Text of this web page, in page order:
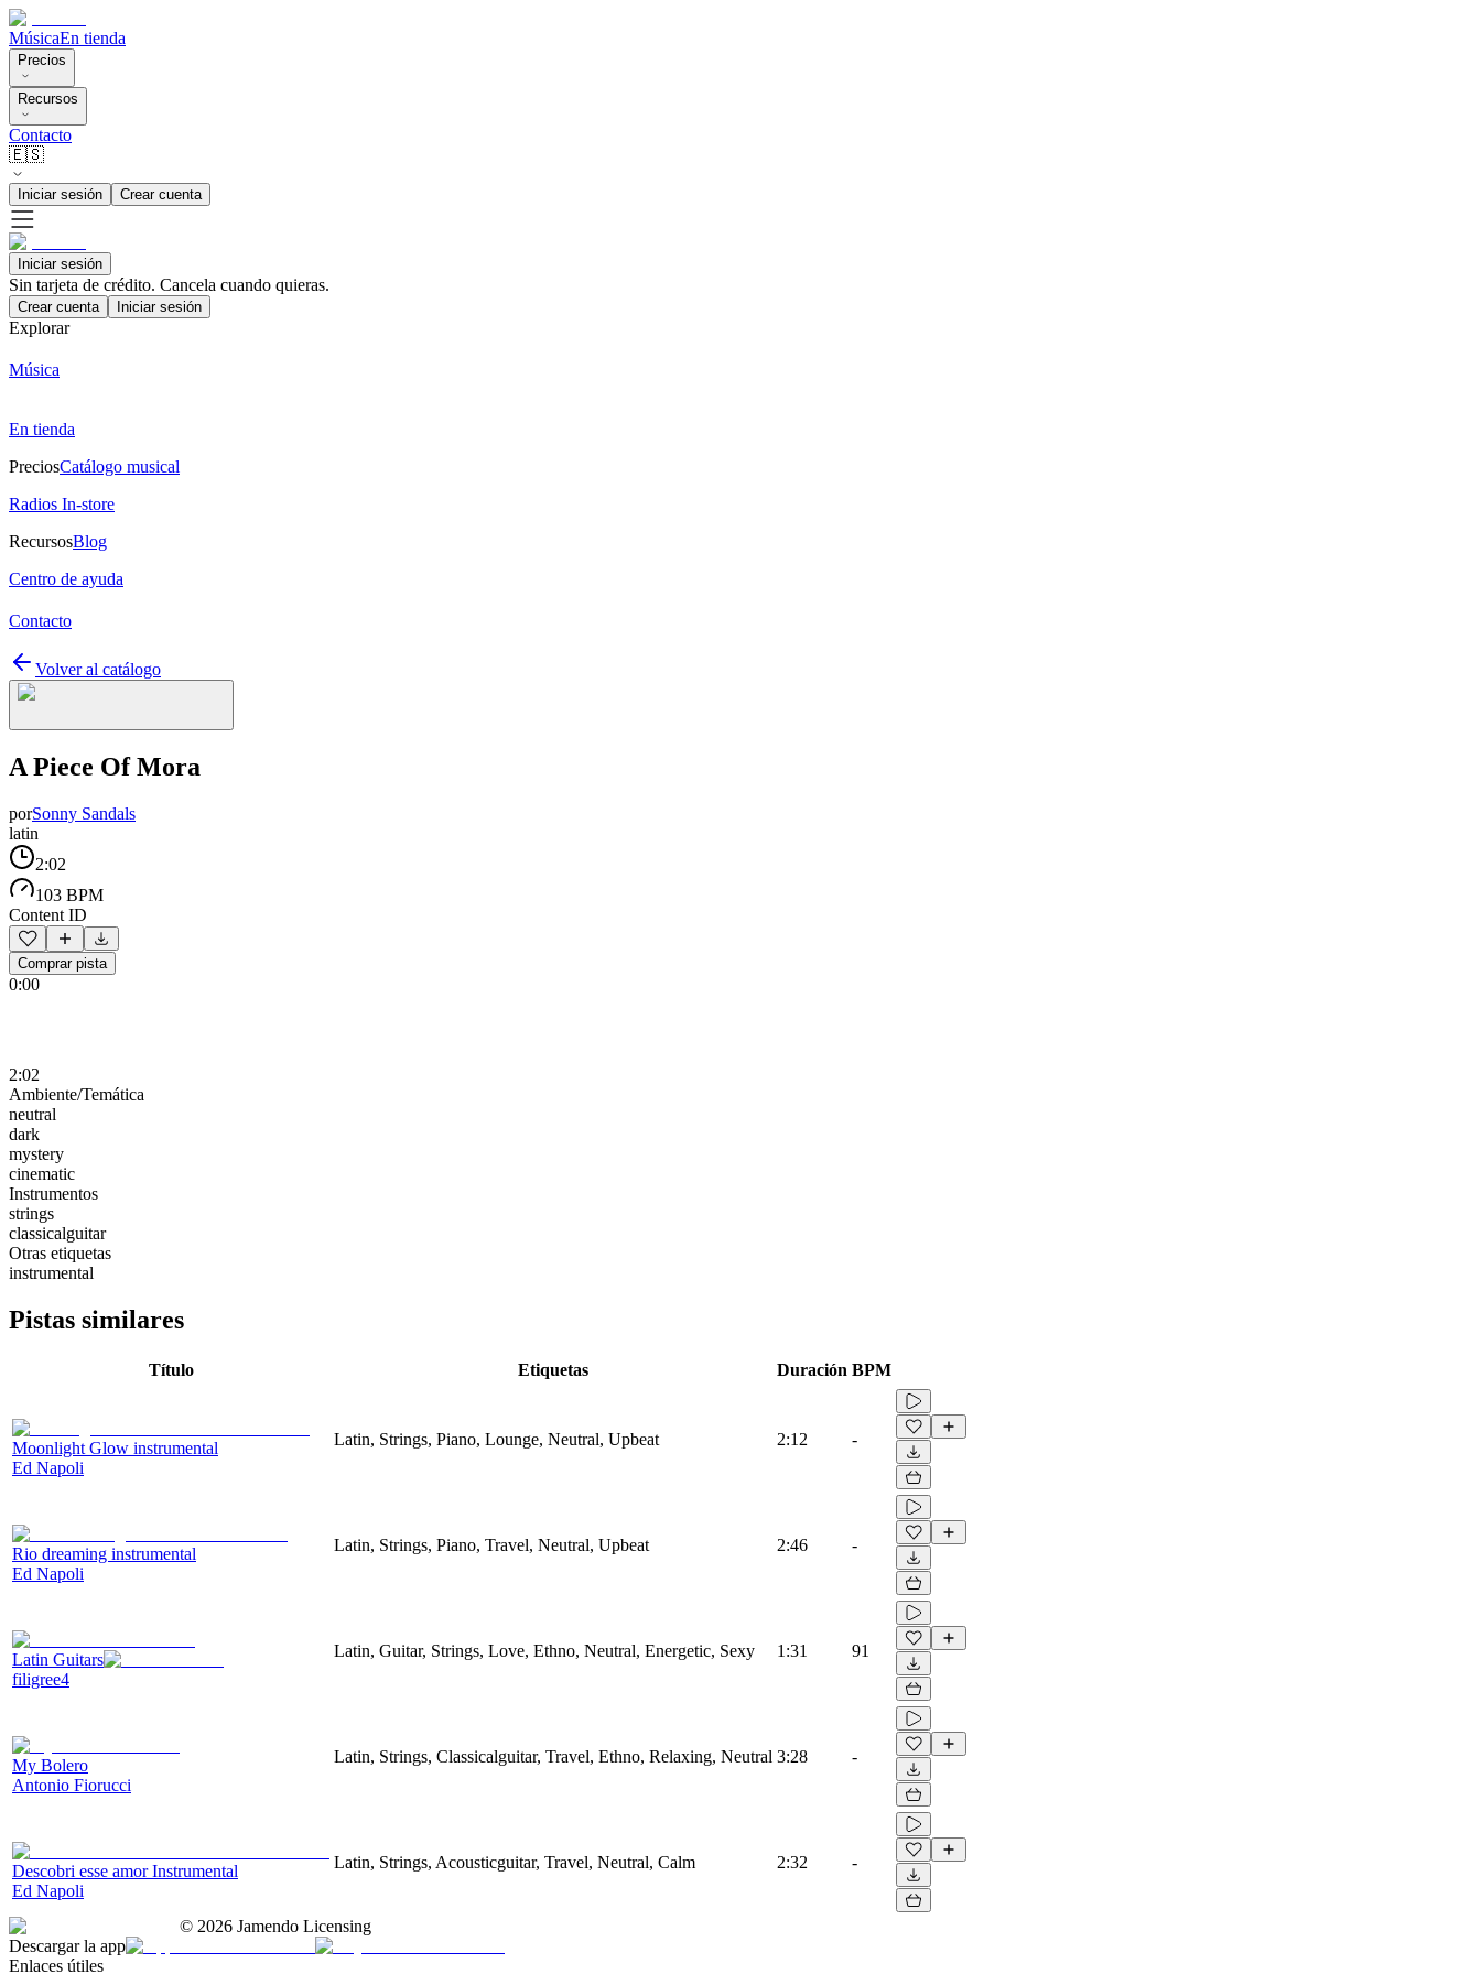
MúsicaEn tienda
Precios
Recursos
Contacto
🇪🇸
Iniciar sesión Crear cuenta
Iniciar sesión
Sin tarjeta de crédito. Cancela cuando quieras.
Crear cuenta Iniciar sesión
Explorar
Música
En tienda
PreciosCatálogo musical
Radios In-store
RecursosBlog
Centro de ayuda
Contacto
Volver al catálogo
A Piece Of Mora
porSonny Sandals
latin
2:02
103 BPM
Content ID
Comprar pista
0:00
2:02
Ambiente/Temática
neutral
dark
mystery
cinematic
Instrumentos
strings
classicalguitar
Otras etiquetas
instrumental
Pistas similares
Título Etiquetas Duración BPM
Moonlight Glow instrumental
Ed Napoli
Latin, Strings, Piano, Lounge, Neutral, Upbeat 2:12 -
Rio dreaming instrumental
Ed Napoli
Latin, Strings, Piano, Travel, Neutral, Upbeat 2:46 -
Latin Guitars
filigree4
Latin, Guitar, Strings, Love, Ethno, Neutral, Energetic, Sexy 1:31 91
My Bolero
Antonio Fiorucci
Latin, Strings, Classicalguitar, Travel, Ethno, Relaxing, Neutral 3:28 -
Descobri esse amor Instrumental
Ed Napoli
Latin, Strings, Acousticguitar, Travel, Neutral, Calm 2:32 -
© 2026 Jamendo Licensing
Descargar la app
Enlaces útiles